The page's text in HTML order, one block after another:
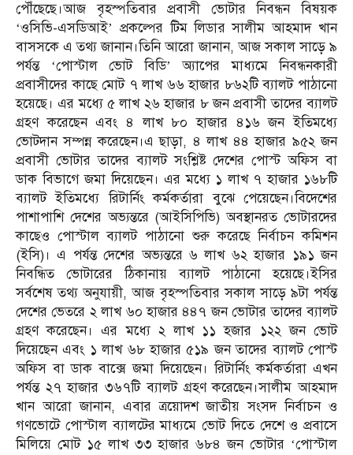
পৌঁছেছে।আজ বৃহস্পতিবার প্রবাসী ভোটার নিবন্ধন বিষয়ক
‘ওসিভি-এসডিআই’ প্রকল্পের টিম লিডার সালীম আহমাদ খান
বাসসকে এ তথ্য জানান।তিনি আরো জানান, আজ সকাল সাড়ে ৯
পর্যন্ত ‘পোস্টাল ভোট বিডি’ অ্যাপের মাধ্যমে নিবন্ধনকারী
প্রবাসীদের কাছে মোট ৭ লাখ ৬৬ হাজার ৮৬২টি ব্যালট পাঠানো
হয়েছে। এর মধ্যে ৫ লাখ ২৬ হাজার ৮ জন প্রবাসী তাদের ব্যালট
গ্রহণ করেছেন এবং ৪ লাখ ৮০ হাজার ৪১৬ জন ইতিমধ্যে
ভোটদান সম্পন্ন করেছেন।এ ছাড়া, ৪ লাখ ৪৪ হাজার ৯৫২ জন
প্রবাসী ভোটার তাদের ব্যালট সংশ্লিষ্ট দেশের পোস্ট অফিস বা
ডাক বিভাগে জমা দিয়েছেন। এর মধ্যে ১ লাখ ৭ হাজার ১৬৮টি
ব্যালট ইতিমধ্যে রিটার্নিং কর্মকর্তারা বুঝে পেয়েছেন।বিদেশের
পাশাপাশি দেশের অভ্যন্তরে (আইসিপিভি) অবস্থানরত ভোটারদের
কাছেও পোস্টাল ব্যালট পাঠানো শুরু করেছে নির্বাচন কমিশন
(ইসি)। এ পর্যন্ত দেশের অভ্যন্তরে ৬ লাখ ৬২ হাজার ১৯১ জন
নিবন্ধিত ভোটারের ঠিকানায় ব্যালট পাঠানো হয়েছে।ইসির
সর্বশেষ তথ্য অনুযায়ী, আজ বৃহস্পতিবার সকাল সাড়ে ৯টা পর্যন্ত
দেশের ভেতরে ২ লাখ ৬০ হাজার ৪৪৭ জন ভোটার তাদের ব্যালট
গ্রহণ করেছেন। এর মধ্যে ২ লাখ ১১ হজার ১২২ জন ভোট
দিয়েছেন এবং ১ লাখ ৬৮ হাজার ৫১৯ জন তাদের ব্যালট পোস্ট
অফিস বা ডাক বাক্সে জমা দিয়েছেন। রিটার্নিং কর্মকর্তারা এখন
পর্যন্ত ২৭ হাজার ৩৬৭টি ব্যালট গ্রহণ করেছেন।সালীম আহমাদ
খান আরো জানান, এবার ত্রয়োদশ জাতীয় সংসদ নির্বাচন ও
গণভোটে পোস্টাল ব্যালটের মাধ্যমে ভোট দিতে দেশে ও প্রবাসে
মিলিয়ে মোট ১৫ লাখ ৩৩ হাজার ৬৮৪ জন ভোটার ‘পোস্টাল